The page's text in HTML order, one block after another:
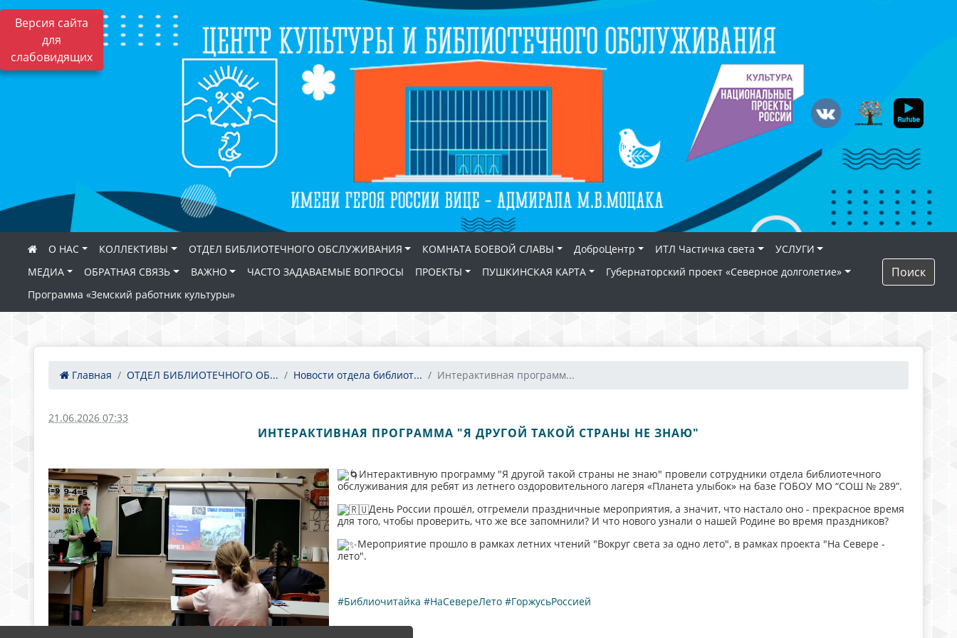
Версия сайта
для
слабовидящих
О НАС КОЛЛЕКТИВЫ ОТДЕЛ БИБЛИОТЕЧНОГО ОБСЛУЖИВАНИЯ КОМНАТА БОЕВОЙ СЛАВЫ ДоброЦентр ИТЛ Частичка света
УСЛУГИ
МЕДИА
ОБРАТНАЯ СВЯЗЬ ВАЖНО ЧАСТО ЗАДАВАЕМЫЕ ВОПРОСЫ ПРОЕКТЫ ПУШКИНСКАЯ КАРТА
Губернаторский проект «Северное долголетие»
Программа «Земский работник культуры»
Поиск
Главная ОТДЕЛ БИБЛИОТЕЧНОГО ОБ... Новости отдела библиот... Интерактивная программ...
21.06.2026 07:33
ИНТЕРАКТИВНАЯ ПРОГРАММА "Я ДРУГОЙ ТАКОЙ СТРАНЫ НЕ ЗНАЮ"
Интерактивную программу "Я другой такой страны не знаю" провели сотрудники отдела библиотечного
обслуживания для ребят из летнего оздоровительного лагеря «Планета улыбок» на базе ГОБОУ МО “СОШ № 289”.
День России прошёл, отгремели праздничные мероприятия, а значит, что настало оно - прекрасное время
для того, чтобы проверить, что же все запомнили? И что нового узнали о нашей Родине во время праздников?
Мероприятие прошло в рамках летних чтений "Вокруг света за одно лето", в рамках проекта "На Севере -
лето".
#Библиочитайка #НаСевереЛето #ГоржусьРоссией